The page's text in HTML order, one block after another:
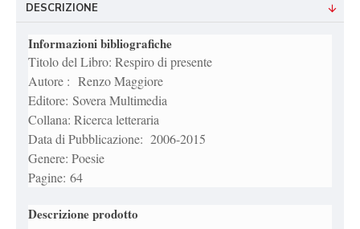
DESCRIZIONE
Informazioni bibliografiche
Titolo del Libro: Respiro di presente
Autore : Renzo Maggiore
Editore: Sovera Multimedia
Collana: Ricerca letteraria
Data di Pubblicazione: 2006-2015
Genere: Poesie
Pagine: 64
Descrizione prodotto